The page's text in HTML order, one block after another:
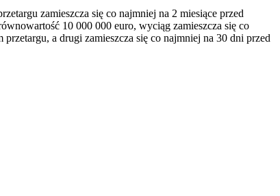
zamieszcza się co najmniej na 2 miesiące przed
10 000 000 euro, wyciąg zamieszcza się co
a drugi zamieszcza się co najmniej na 30 dni przed